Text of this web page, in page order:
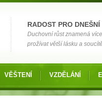
RADOST PRO DNEŠNÍ
Duchovní růst znamená
prožívat větší lásku a
VĚŠTENÍ VZDĚLÁNÍ